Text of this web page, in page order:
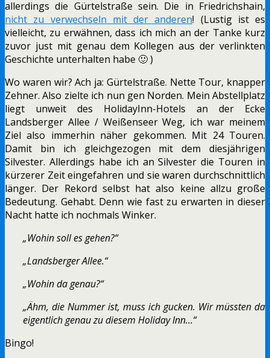
allerdings die Gürtelstraße sein. Die in Friedrichshain,
nicht zu verwechseln mit der anderen! (Lustig ist es
vielleicht, zu erwähnen, dass ich mich an der Tanke kurz
zuvor just mit genau dem Kollegen aus der verlinkten
Geschichte unterhalten habe 🙂 )
Wo waren wir? Ach ja: Gürtelstraße. Nette Tour, knapper
Zehner. Also zielte ich nun gen Norden. Mein Abstellplatz
liegt unweit des HolidayInn-Hotels an der Ecke
Landsberger Allee / Weißenseer Weg, ich war meinem
Ziel also immerhin näher gekommen. Mit 24 Touren.
Damit bin ich gleichgezogen mit dem diesjährigen
Silvester. Allerdings habe ich an Silvester die Touren in
kürzerer Zeit eingefahren und sie waren durchschnittlich
länger. Der Rekord selbst hat also keine allzu große
Bedeutung. Gehabt. Denn wie fast zu erwarten in dieser
Nacht hatte ich nochmals Winker.
„Wohin soll es gehen?“
„Landsberger Allee.“
„Wohin da genau?“
„Ähm, die Nummer ist, muss ich gucken. Wir müssten da
eigentlich genau zu diesem Holiday Inn…“
Bingo!